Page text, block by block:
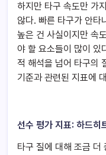
하지만 타구 속도만 가
않다. 빠른 타구가 안타
높은 건 사실이지만 속
야 할 요소들이 많이 있
적 해석을 넘어 타구의
기준과 관련된 지표에
선수 평가 지표: 하드히
타구 질에 대해 조금